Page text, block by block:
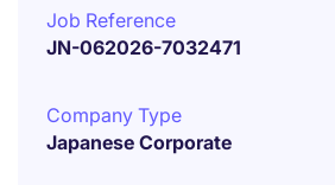
Job Reference
JN-062026-7032471
Company Type
Japanese Corporate